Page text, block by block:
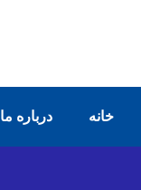
خانه درباره ما